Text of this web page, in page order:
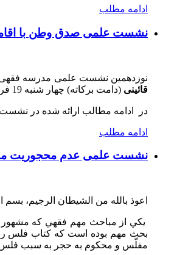
ادامه مطلب
نشست علمی صدق وطن با
نوزدهمین نشست علمی مدرسه فقهی
قائینی (دامت برکاته) چهار شنبه 19 فروردین ماه سال 1394 برگزار گردید.
در ادامه مطالب ارائه شده در
ادامه مطلب
نشست علمی عدم محجوریت
اعوذ بالله من الشيطان الرجيم، بسم
يکي از مباحث مهم فقهي که
بحث مهم بوده است که کتاب فلس را
مفلّس و محکوم به حجر به سبب فلس